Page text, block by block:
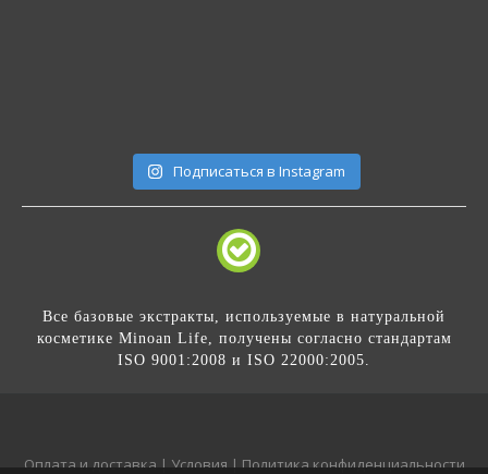
Подписаться в Instagram
Все базовые экстракты, используемые в натуральной
косметике Minoan Life, получены согласно стандартам
ISO 9001:2008 и ISO 22000:2005.
Оплата и доставка | Условия | Политика конфиденциальности